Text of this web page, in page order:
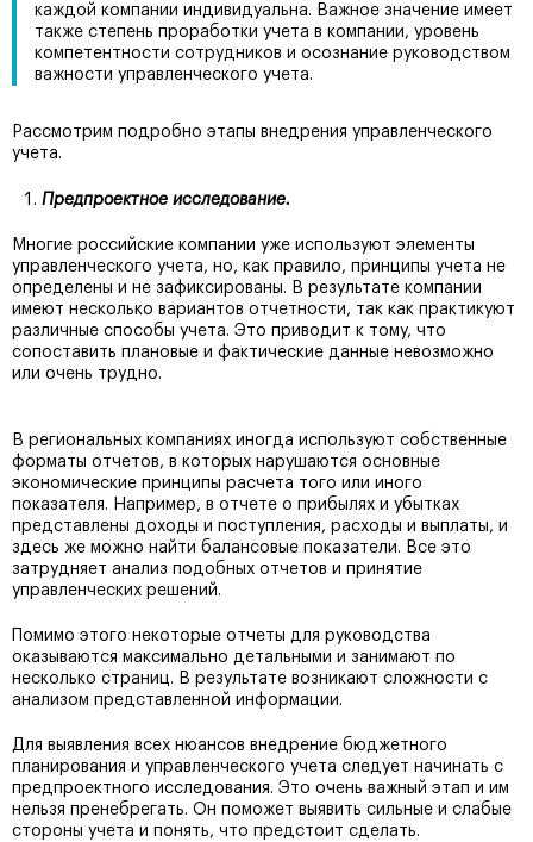
каждой компании индивидуальна. Важное значение имеет
также степень проработки учета в компании, уровень
компетентности сотрудников и осознание руководством
важности управленческого учета.
Рассмотрим подробно этапы внедрения управленческого
учета.
Предпроектное исследование.
Многие российские компании уже используют элементы
управленческого учета, но, как правило, принципы учета не
определены и не зафиксированы. В результате компании
имеют несколько вариантов отчетности, так как практикуют
различные способы учета. Это приводит к тому, что
сопоставить плановые и фактические данные невозможно
или очень трудно.
В региональных компаниях иногда используют собственные
форматы отчетов, в которых нарушаются основные
экономические принципы расчета того или иного
показателя. Например, в отчете о прибылях и убытках
представлены доходы и поступления, расходы и выплаты, и
здесь же можно найти балансовые показатели. Все это
затрудняет анализ подобных отчетов и принятие
управленческих решений.
Помимо этого некоторые отчеты для руководства
оказываются максимально детальными и занимают по
несколько страниц. В результате возникают сложности с
анализом представленной информации.
Для выявления всех нюансов внедрение бюджетного
планирования и управленческого учета следует начинать с
предпроектного исследования. Это очень важный этап и им
нельзя пренебрегать. Он поможет выявить сильные и слабые
стороны учета и понять, что предстоит сделать.